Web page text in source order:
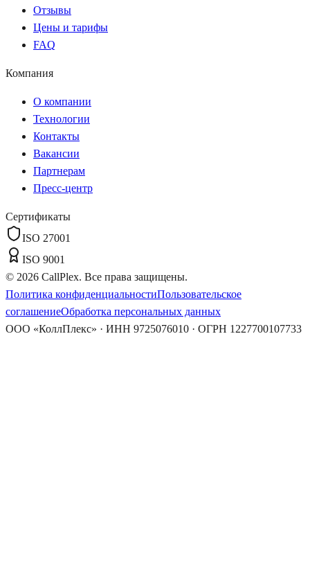
Отзывы
Цены и тарифы
FAQ
Компания
О компании
Технологии
Контакты
Вакансии
Партнерам
Пресс-центр
Сертификаты
ISO 27001
ISO 9001
© 2026 CallPlex. Все права защищены.
Политика конфиденциальностиПользовательское
соглашениеОбработка персональных данных
ООО «КоллПлекс» · ИНН 9725076010 · ОГРН 1227700107733